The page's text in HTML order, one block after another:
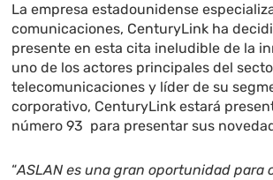
La empresa estadounidense
comunicaciones, CenturyLink ha
presente en esta cita ineludible de la
uno de los actores principales del
telecomunicaciones y líder de su
corporativo, CenturyLink estará
número 93 para presentar sus
“ASLAN es una gran oportunidad para